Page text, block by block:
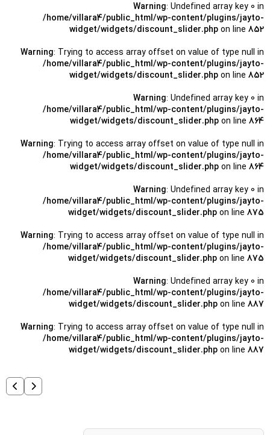
Warning: Undefined array key 0 in
/home/villara4/public_html/wp-content/plugins/jayto-
widget/widgets/discount_slider.php on line 852
Warning: Trying to access array offset on value of type null in
/home/villara4/public_html/wp-content/plugins/jayto-
widget/widgets/discount_slider.php on line 852
Warning: Undefined array key 0 in
/home/villara4/public_html/wp-content/plugins/jayto-
widget/widgets/discount_slider.php on line 864
Warning: Trying to access array offset on value of type null in
/home/villara4/public_html/wp-content/plugins/jayto-
widget/widgets/discount_slider.php on line 864
Warning: Undefined array key 0 in
/home/villara4/public_html/wp-content/plugins/jayto-
widget/widgets/discount_slider.php on line 875
Warning: Trying to access array offset on value of type null in
/home/villara4/public_html/wp-content/plugins/jayto-
widget/widgets/discount_slider.php on line 875
Warning: Undefined array key 0 in
/home/villara4/public_html/wp-content/plugins/jayto-
widget/widgets/discount_slider.php on line 887
Warning: Trying to access array offset on value of type null in
/home/villara4/public_html/wp-content/plugins/jayto-
widget/widgets/discount_slider.php on line 887